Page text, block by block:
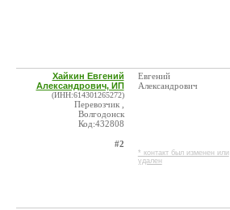
Хайкин Евгений
Александрович, ИП
(ИНН:614301265272)
Перевозчик ,
Волгодонск
Код:432808
#2
Евгений
Александрович
* контакт был изменен или
удален